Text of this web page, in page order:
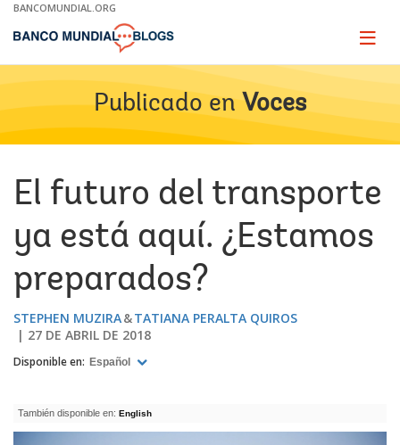
Skip
Main
BANCOMUNDIAL.ORG
Page
Publicado en Voces
El futuro del transporte
ya está aquí. ¿Estamos
preparados?
STEPHEN MUZIRA
TATIANA PERALTA QUIROS
27 DE ABRIL DE 2018
Disponible en: Español
También disponible en: English